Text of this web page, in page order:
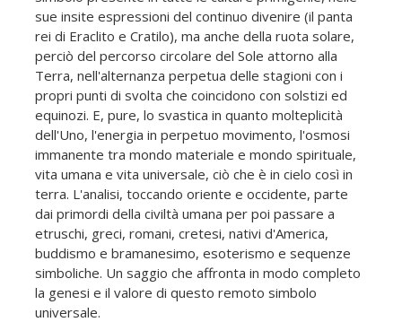
sue insite espressioni del continuo divenire (il panta
rei di Eraclito e Cratilo), ma anche della ruota solare,
perciò del percorso circolare del Sole attorno alla
Terra, nell'alternanza perpetua delle stagioni con i
propri punti di svolta che coincidono con solstizi ed
equinozi. E, pure, lo svastica in quanto molteplicità
dell'Uno, l'energia in perpetuo movimento, l'osmosi
immanente tra mondo materiale e mondo spirituale,
vita umana e vita universale, ciò che è in cielo così in
terra. L'analisi, toccando oriente e occidente, parte
dai primordi della civiltà umana per poi passare a
etruschi, greci, romani, cretesi, nativi d'America,
buddismo e bramanesimo, esoterismo e sequenze
simboliche. Un saggio che affronta in modo completo
la genesi e il valore di questo remoto simbolo
universale.